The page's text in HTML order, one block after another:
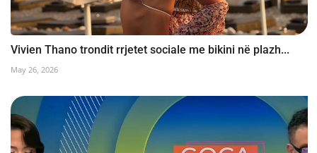
Vivien Thano trondit rrjetet sociale me bikini në plazh...
May 26, 2026